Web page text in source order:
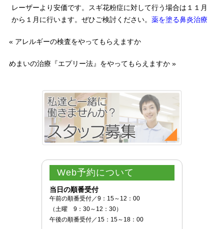
レーザーより安価です。スギ花粉症に対して行う場合は１１月
から１月に行います。ぜひご検討ください。 薬を塗る鼻炎治療
« アレルギーの検査をやってもらえますか
めまいの治療『エプリー法』をやってもらえますか»
Web予約について
当日の順番受付
午前の順番受付／9：15～12：00
（土曜 9：30～12：30）
午後の順番受付／15：15～18：00